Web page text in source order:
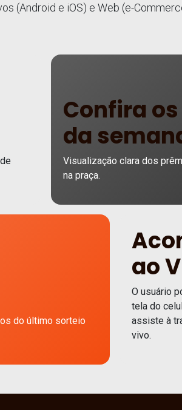
(Android e iOS) e Web (e-
Confira
da
Visualização clara dos
na praça.
do último sorteio
ao
O usuário
tela do
assiste à
vivo.